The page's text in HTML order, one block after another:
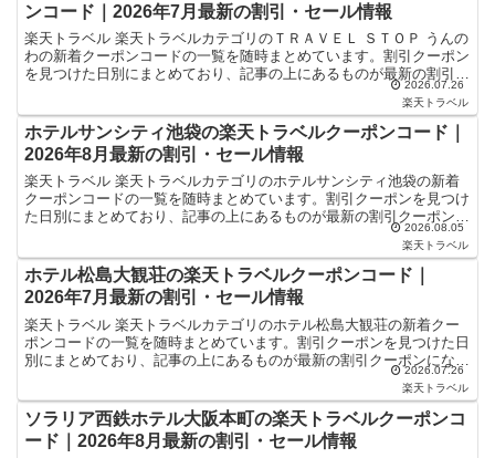
ンコード｜2026年7月最新の割引・セール情報
楽天トラベル 楽天トラベルカテゴリのＴＲＡＶＥＬ ＳＴＯＰ うんの
わの新着クーポンコードの一覧を随時まとめています。割引クーポン
を見つけた日別にまとめており、記事の上にあるものが最新の割引ク
ーポンになります。ホテル・旅館宿泊の予約などで使え...
2026.07.26
楽天トラベル
ホテルサンシティ池袋の楽天トラベルクーポンコード｜
2026年8月最新の割引・セール情報
楽天トラベル 楽天トラベルカテゴリのホテルサンシティ池袋の新着
クーポンコードの一覧を随時まとめています。割引クーポンを見つけ
た日別にまとめており、記事の上にあるものが最新の割引クーポンに
なります。ホテル・旅館宿泊の予約などで使えるクーポンや...2026.08.05
楽天トラベル
ホテル松島大観荘の楽天トラベルクーポンコード｜
2026年7月最新の割引・セール情報
楽天トラベル 楽天トラベルカテゴリのホテル松島大観荘の新着クー
ポンコードの一覧を随時まとめています。割引クーポンを見つけた日
別にまとめており、記事の上にあるものが最新の割引クーポンになり
ます。ホテル・旅館宿泊の予約などで使えるクーポンやセー...2026.07.26
楽天トラベル
ソラリア西鉄ホテル大阪本町の楽天トラベルクーポンコ
ード｜2026年8月最新の割引・セール情報